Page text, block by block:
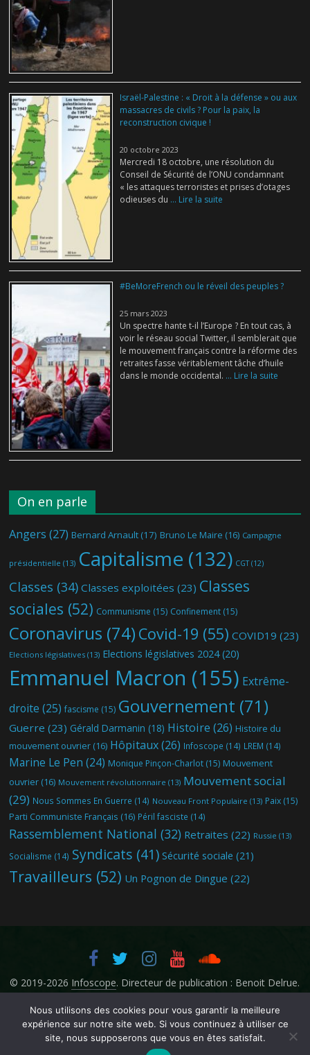
Israël-Palestine : « Droit à la défense » ou aux
massacres de civils ? Pour la paix, la
reconstruction civique !
20 octobre 2023
Mercredi 18 octobre, une résolution du
Conseil de Sécurité de l’ONU condamnant
« les attaques terroristes et prises d’otages
odieuses du ... Lire la suite
#BeMoreFrench ou le réveil des peuples ?
25 mars 2023
Un spectre hante t-il l’Europe ? En tout cas, à
voir le réseau social Twitter, il semblerait que
le mouvement français contre la réforme des
retraites fasse véritablement tâche d’huile
dans le monde occidental. ... Lire la suite
On en parle
Angers (27) Bernard Arnault (17) Bruno Le Maire (16) Campagne
présidentielle (13) Capitalisme (132) CGT(12)
Classes (34) Classes exploitées (23) Classes
sociales (52) Communisme (15) Confinement (15)
Coronavirus (74) Covid-19 (55) COVID19 (23)
Elections législatives (13) Elections législatives 2024(20)
Emmanuel Macron (155) Extrême-
droite (25) fascisme (15) Gouvernement (71)
Guerre (23) Gérald Darmanin (18) Histoire (26) Histoire du
mouvement ouvrier (16) Hôpitaux(26) Infoscope (14) LREM (14)
Marine Le Pen (24) Monique Pinçon-Charlot (15) Mouvement
ouvrier (16) Mouvement révolutionnaire (13) Mouvement social
(29) Nous Sommes En Guerre (14) Nouveau Front Populaire (13) Paix (15)
Parti Communiste Français (16) Péril fasciste (14)
Rassemblement National (32) Retraites (22) Russie (13)
Socialisme (14) Syndicats (41) Sécurité sociale (21)
Travailleurs (52) Un Pognon de Dingue (22)
© 2019-2026 Infoscope. Directeur de publication : Benoit Delrue.
Nous utilisons des cookies pour vous garantir la meilleure
expérience sur notre site web. Si vous continuez à utiliser ce
site, nous supposerons que vous en êtes satisfait.